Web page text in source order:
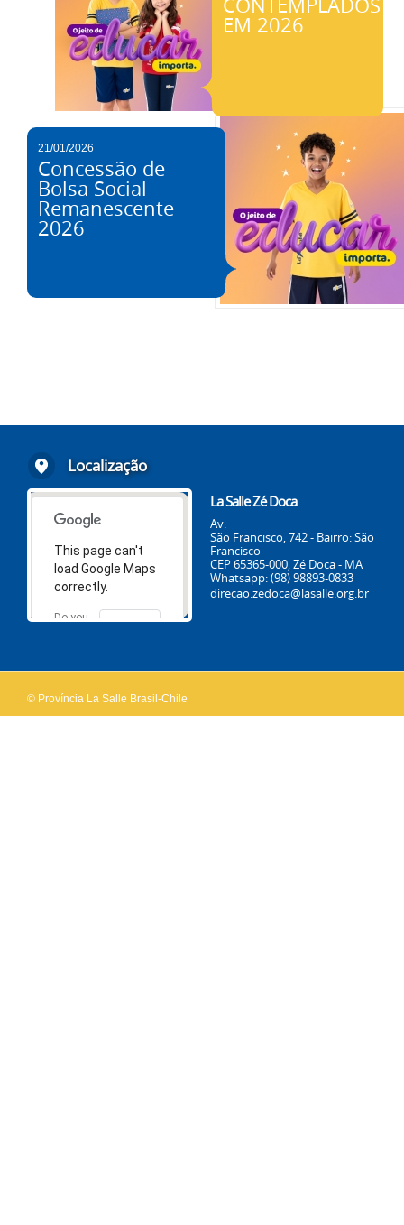
EM 2026
21/01/2026
Concessão de
Bolsa Social
Remanescente
2026
Localização
This page can't
load Google Maps
correctly.
Do you
OK
La Salle Zé Doca
Av.
São Francisco, 742 - Bairro: São
Francisco
CEP 65365-000, Zé Doca - MA
Whatsapp: (98) 98893-0833
direcao.zedoca@lasalle.org.br
© Província La Salle Brasil-Chile